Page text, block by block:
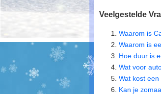
Veelgestelde
Waarom is
Waarom is
Hoe duur is
Wat voor
Wat kost
Kan je